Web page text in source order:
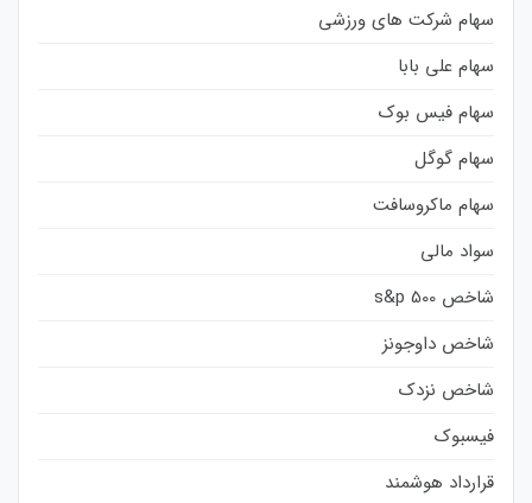
سهام شرکت های ورزشی
سهام علی بابا
سهام فیس بوک
سهام گوگل
سهام ماکروسافت
سواد مالی
شاخص s&p 500
شاخص داوجونز
شاخص نزدک
فیسبوک
قرارداد هوشمند